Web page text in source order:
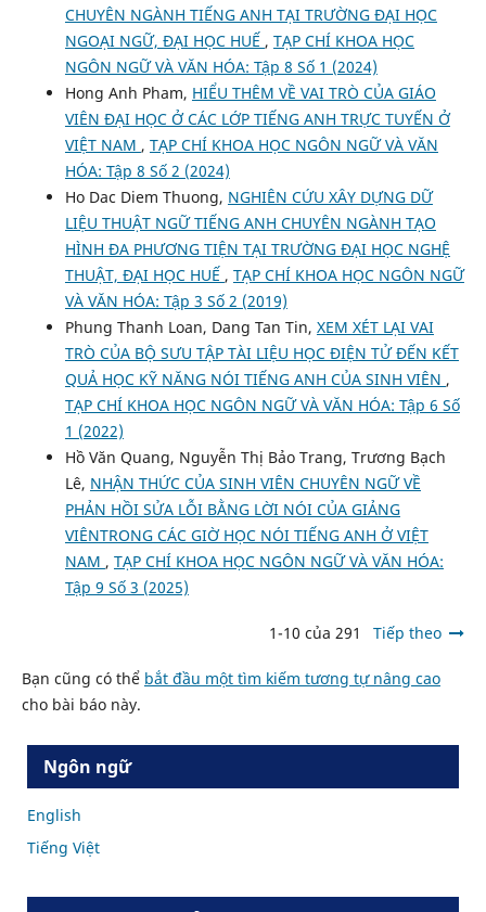
CHUYÊN NGÀNH TIẾNG ANH TẠI TRƯỜNG ĐẠI HỌC
NGOẠI NGỮ, ĐẠI HỌC HUẾ , TẠP CHÍ KHOA HỌC
NGÔN NGỮ VÀ VĂN HÓA: Tập 8 Số 1 (2024)
Hong Anh Pham, HIỂU THÊM VỀ VAI TRÒ CỦA GIÁO
VIÊN ĐẠI HỌC Ở CÁC LỚP TIẾNG ANH TRỰC TUYẾN Ở
VIỆT NAM , TẠP CHÍ KHOA HỌC NGÔN NGỮ VÀ VĂN
HÓA: Tập 8 Số 2 (2024)
Ho Dac Diem Thuong, NGHIÊN CỨU XÂY DỰNG DỮ
LIỆU THUẬT NGỮ TIẾNG ANH CHUYÊN NGÀNH TẠO
HÌNH ĐA PHƯƠNG TIỆN TẠI TRƯỜNG ĐẠI HỌC NGHỆ
THUẬT, ĐẠI HỌC HUẾ , TẠP CHÍ KHOA HỌC NGÔN NGỮ
VÀ VĂN HÓA: Tập 3 Số 2 (2019)
Phung Thanh Loan, Dang Tan Tin, XEM XÉT LẠI VAI
TRÒ CỦA BỘ SƯU TẬP TÀI LIỆU HỌC ĐIỆN TỬ ĐẾN KẾT
QUẢ HỌC KỸ NĂNG NÓI TIẾNG ANH CỦA SINH VIÊN ,
TẠP CHÍ KHOA HỌC NGÔN NGỮ VÀ VĂN HÓA: Tập 6 Số
1 (2022)
Hồ Văn Quang, Nguyễn Thị Bảo Trang, Trương Bạch
Lê, NHẬN THỨC CỦA SINH VIÊN CHUYÊN NGỮ VỀ
PHẢN HỒI SỬA LỖI BẰNG LỜI NÓI CỦA GIẢNG
VIÊNTRONG CÁC GIỜ HỌC NÓI TIẾNG ANH Ở VIỆT
NAM , TẠP CHÍ KHOA HỌC NGÔN NGỮ VÀ VĂN HÓA:
Tập 9 Số 3 (2025)
1-10 của 291 Tiếp theo
Bạn cũng có thể bắt đầu một tìm kiếm tương tự nâng cao
cho bài báo này.
Ngôn ngữ
English
Tiếng Việt